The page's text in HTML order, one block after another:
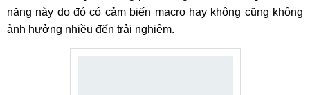
năng này do đó có cảm biến macro hay không cũng không
ảnh hưởng nhiều đến trải nghiệm.